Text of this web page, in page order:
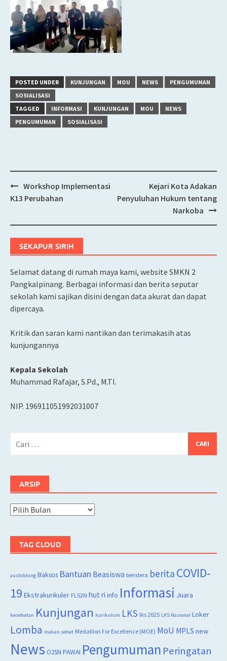
POSTED UNDER KUNJUNGAN MOU NEWS
PENGUMUMAN
SOSIALISASI
TAGGED
INFORMASI KUNJUNGAN MOU
NEWS
PENGUMUMAN
SOSIALISASI
Post
Workshop Implementasi
K13 Perubahan
Kejari Kota Adakan
Penyuluhan Hukum tentang
Narkoba
SEKAPUR SIRIH
Selamat datang di rumah maya kami, website SMKN 2
Pangkalpinang. Berbagai informasi dan berita seputar
sekolah kami sajikan disini dengan data akurat dan dapat
dipercaya.
Kritik dan saran kami nantikan dan terimakasih atas
kunjungannya
Kepala Sekolah
Muhammad Rafajar, S.Pd., M.TI.
NIP. 196911051992031007
ARSIP
Arsip
TAG CLOUD
ausbildung Baksos Bantuan Beasiswa bendera berita COVID-
19 Ekstrakurikuler FLS2N hut ri info Informasi Juara
kesehatan Kunjungan kurikulum LKS lks 2025 LKS Nasional Loker
Lomba makan sehat Medallion For Excellence (MOE) MoU MPLS new
News O2SN PAWAI Pengumuman Peringatan